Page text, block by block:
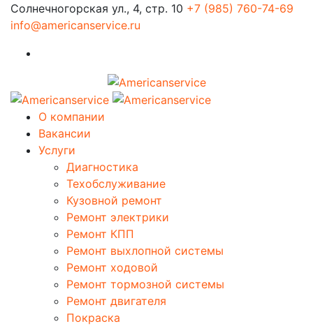
Солнечногорская ул., 4, стр. 10 +7 (985) 760-74-69
info@americanservice.ru
О компании
Вакансии
Услуги
Диагностика
Техобслуживание
Кузовной ремонт
Ремонт электрики
Ремонт КПП
Ремонт выхлопной системы
Ремонт ходовой
Ремонт тормозной системы
Ремонт двигателя
Покраска